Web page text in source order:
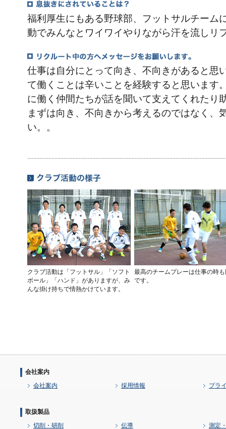
福利厚生にもある野球部、フットサルチーム
動でみんなとワイワイやりながら汗を流しリ
仕事は自分にとって向き、不向きがあると思
て働くことは辛いことを経験すると思います
に働く仲間たちが話を聞いて支えてくれたり
まずは向き、不向きから考えるのではなく、
い。。
クラブ活動は「フットサル」「ソフト
ボール」「ハンド」がありますが、み
んな掛け持ちで情熱かけています。
最高のチームプレーは仕事の時も
です。
会社案内
会社案内 採用情報 プラ
取扱製品
切削・研削 伝導 測定